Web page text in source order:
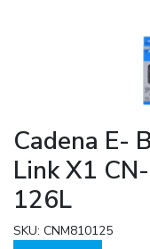
Cadena E-
Link X1
126L
SKU: CNM810125